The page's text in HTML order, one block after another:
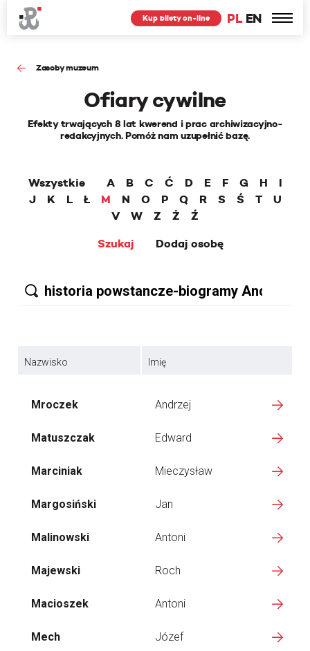
PL EN
Kup bilety on-line
Zasoby muzeum
Ofiary cywilne
Efekty trwających 8 lat kwerend i prac archiwizacyjno-
redakcyjnych. Pomóż nam uzupełnić bazę.
Wszystkie A B C Ć D E F G H
I
J
K L Ł M N O P Q R S Ś T
U
V
W Z Ż
Ź
Szukaj
Dodaj osobę
Nazwisko Imię
Mroczek Andrzej
Matuszczak Edward
Marciniak Mieczysław
Margosiński Jan
Malinowski Antoni
Majewski Roch
Macioszek Antoni
Mech Józef